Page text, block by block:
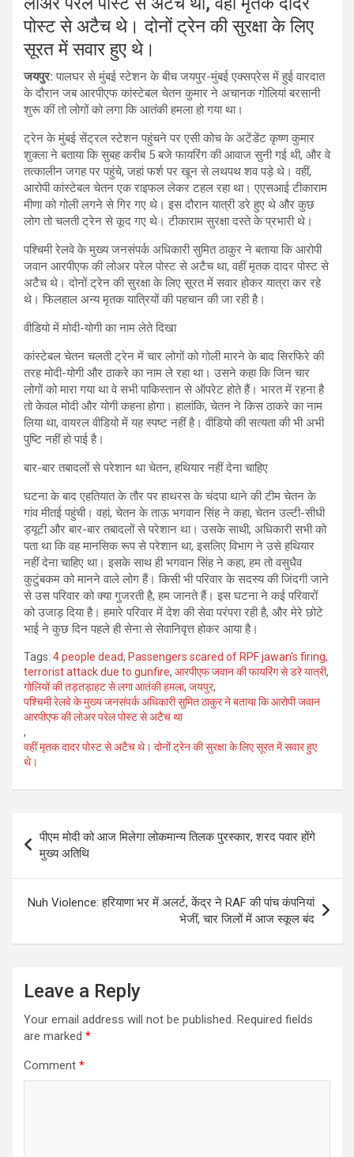
पोस्ट से अटैच थे। दोनों ट्रेन की सुरक्षा के लिए
सूरत में सवार हुए थे।
जयपुर: पालघर से मुंबई स्टेशन के बीच जयपुर-मुंबई एक्सप्रेस में हुई वारदात
के दौरान जब आरपीएफ कांस्टेबल चेतन कुमार ने अचानक गोलियां बरसानी
शुरू कीं तो लोगों को लगा कि आतंकी हमला हो गया था।
ट्रेन के मुंबई सेंट्रल स्टेशन पहुंचने पर एसी कोच के अटेंडेंट कृष्ण कुमार
शुक्ला ने बताया कि सुबह करीब 5 बजे फायरिंग की आवाज सुनी गई थी, और वे
तत्कालीन जगह पर पहुंचे, जहां फर्श पर खून से लथपथ शव पड़े थे। वहीं,
आरोपी कांस्टेबल चेतन एक राइफल लेकर टहल रहा था। एएसआई टीकाराम
मीणा को गोली लगने से गिर गए थे। इस दौरान यात्री डरे हुए थे और कुछ
लोग तो चलती ट्रेन से कूद गए थे। टीकाराम सुरक्षा दस्ते के प्रभारी थे।
पश्चिमी रेलवे के मुख्य जनसंपर्क अधिकारी सुमित ठाकुर ने बताया कि आरोपी
जवान आरपीएफ की लोअर परेल पोस्ट से अटैच था, वहीं मृतक दादर पोस्ट से
अटैच थे। दोनों ट्रेन की सुरक्षा के लिए सूरत में सवार होकर यात्रा कर रहे
थे। फिलहाल अन्य मृतक यात्रियों की पहचान की जा रही है।
वीडियो में मोदी-योगी का नाम लेते दिखा
कांस्टेबल चेतन चलती ट्रेन में चार लोगों को गोली मारने के बाद सिरफिरे की
तरह मोदी-योगी और ठाकरे का नाम ले रहा था। उसने कहा कि जिन चार
लोगों को मारा गया था वे सभी पाकिस्तान से ऑपरेट होते हैं। भारत में रहना है
तो केवल मोदी और योगी कहना होगा। हालांकि, चेतन ने किस ठाकरे का नाम
लिया था, वायरल वीडियो में यह स्पष्ट नहीं है। वीडियो की सत्यता की भी अभी
पुष्टि नहीं हो पाई है।
बार-बार तबादलों से परेशान था चेतन, हथियार नहीं देना चाहिए
घटना के बाद एहतियात के तौर पर हाथरस के चंदपा थाने की टीम चेतन के
गांव मीतई पहुंची। वहां, चेतन के ताऊ भगवान सिंह ने कहा, चेतन उल्टी-सीधी
ड्यूटी और बार-बार तबादलों से परेशान था। उसके साथी, अधिकारी सभी को
पता था कि वह मानसिक रूप से परेशान था, इसलिए विभाग ने उसे हथियार
नहीं देना चाहिए था। इसके साथ ही भगवान सिंह ने कहा, हम तो वसुधैव
कुटुंबकम को मानने वाले लोग हैं। किसी भी परिवार के सदस्य की जिंदगी जाने
से उस परिवार को क्या गुजरती है, हम जानते हैं। इस घटना ने कई परिवारों
को उजाड़ दिया है। हमारे परिवार में देश की सेवा परंपरा रही है, और मेरे छोटे
भाई ने कुछ दिन पहले ही सेना से सेवानिवृत्त होकर आया है।
Tags: 4 people dead, Passengers scared of RPF jawan's firing,
terrorist attack due to gunfire, आरपीएफ जवान की फायरिंग से डरे यात्री,
गोलियों की तड़तड़ाहट से लगा आतंकी हमला, जयपुर,
पश्चिमी रेलवे के मुख्य जनसंपर्क अधिकारी सुमित ठाकुर ने बताया कि आरोपी जवान
आरपीएफ की लोअर परेल पोस्ट से अटैच था
,
वहीं मृतक दादर पोस्ट से अटैच थे। दोनों ट्रेन की सुरक्षा के लिए सूरत में सवार हुए
थे।
navigation
पीएम मोदी को आज मिलेगा लोकमान्य तिलक पुरस्कार, शरद पवार होंगे
मुख्य अतिथि
Nuh Violence: हरियाणा भर में अलर्ट, केंद्र ने RAF की पांच कंपनियां
भेजीं, चार जिलों में आज स्कूल बंद
Leave a Reply
Your email address will not be published. Required fields
are marked *
Comment *